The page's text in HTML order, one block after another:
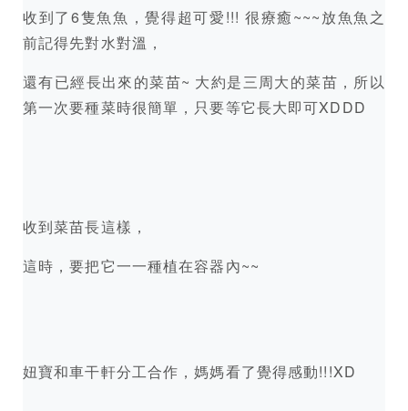
收到了6隻魚魚，覺得超可愛!!! 很療癒~~~放魚魚之
前記得先對水對溫，
還有已經長出來的菜苗~ 大約是三周大的菜苗，所以
第一次要種菜時很簡單，只要等它長大即可XDDD
收到菜苗長這樣，
這時，要把它一一種植在容器內~~
妞寶和車干軒分工合作，媽媽看了覺得感動!!!XD